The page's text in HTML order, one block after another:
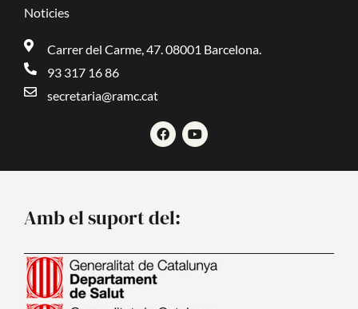
Noticies
Carrer del Carme, 47. 08001 Barcelona.
93 317 16 86
secretaria@ramc.cat
F
a
c
k
Y
o
u
Amb el suport del: